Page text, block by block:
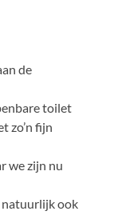
de
toilet
zo’n fijn
we zijn nu
natuurlijk ook